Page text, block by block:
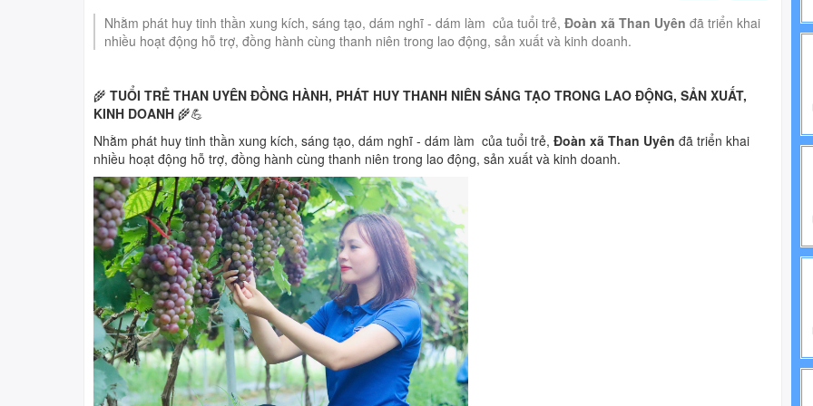
THI TRỰC TUYẾN
4 BÀI HỌC LÝ LUẬN CHÍNH TRỊ
TUYÊN TRUYỀN, PHỔ BIẾN PHÁP LUẬT
Nhằm phát huy tinh thần xung kích, sáng tạo, dám nghĩ - dám làm của tuổi trẻ, Đoàn xã Than Uyên đã triển khai
nhiều hoạt động hỗ trợ, đồng hành cùng thanh niên trong lao động, sản xuất và kinh doanh.
🌾 TUỔI TRẺ THAN UYÊN ĐỒNG HÀNH, PHÁT HUY THANH NIÊN SÁNG TẠO TRONG LAO ĐỘNG, SẢN XUẤT,
KINH DOANH 🌾💪
Nhằm phát huy tinh thần xung kích, sáng tạo, dám nghĩ - dám làm của tuổi trẻ, Đoàn xã Than Uyên đã triển khai
nhiều hoạt động hỗ trợ, đồng hành cùng thanh niên trong lao động, sản xuất và kinh doanh.